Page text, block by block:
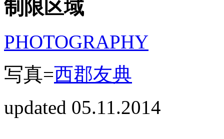
制限区域
PHOTOGRAPHY
写真=西郡友典
updated 05.11.2014